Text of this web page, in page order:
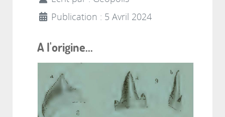
Publication : 5 Avril 2024
A l'origine...